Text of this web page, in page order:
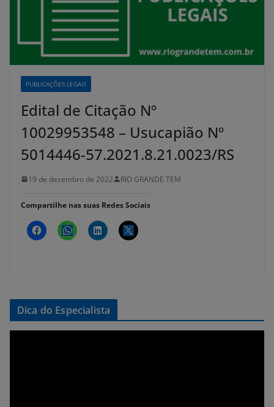
PUBLICAÇÕES LEGAIS
Edital de Citação Nº
10029953548 – Usucapião Nº
5014446-57.2021.8.21.0023/RS
19 de dezembro de 2022 RIO GRANDE TEM
Compartilhe nas suas Redes Sociais
Dica do Especialista